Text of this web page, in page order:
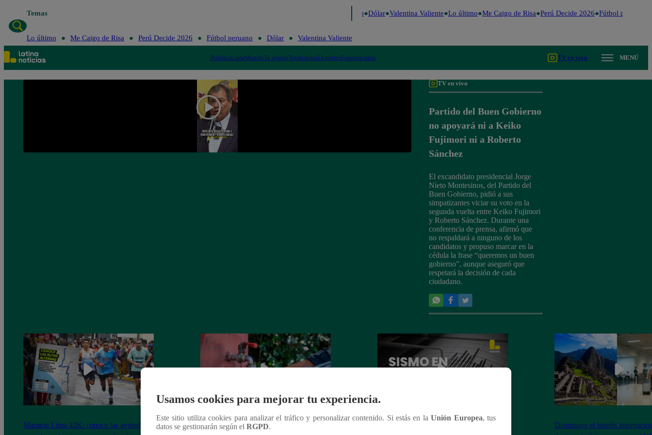
Temas Dólar Valentina Valiente Lo último Me Caigo de Risa Perú Decide 2026 Fútbol peruano
Lo último Me Caigo de Risa Perú Decide 2026 Fútbol peruano Dólar Valentina Valiente
PolíticaLimaMundoTe ayudoTendenciasDeportesEspectáculos TV en vivo MENÚ
TV en vivo
Partido del Buen Gobierno
no apoyará ni a Keiko
Fujimori ni a Roberto
Sánchez
El excandidato presidencial Jorge
Nieto Montesinos, del Partido del
Buen Gobierno, pidió a sus
simpatizantes viciar su voto en la
segunda vuelta entre Keiko Fujimori
y Roberto Sánchez. Durante una
conferencia de prensa, afirmó que
no respaldará a ninguno de los
candidatos y propuso marcar en la
cédula la frase “queremos un buen
gobierno”, aunque aseguró que
respetará la decisión de cada
ciudadano.
Maratón Lima 42K: conoce las avenidas
Corte de agua hoy, 24 de mayo: horarios y
Disminuye el interés
Usamos cookies para mejorar tu experiencia.
Este sitio utiliza cookies para analizar el tráfico y personalizar contenido. Si estás en laUnión Europea, tus
datos se gestionarán según el RGPD.